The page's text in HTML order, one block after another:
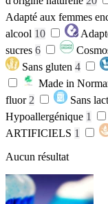
Adapté aux femmes
alcool 10
sucres 6
Sans gluten 4
Made in
fluor 2 Sans
Hypoallergénique 1
ARTIFICIELS 1
Aucun résultat